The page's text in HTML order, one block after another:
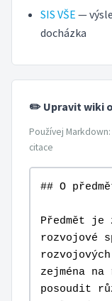
SIS VŠE —
docházka
✏️ Upravit wiki
Používej
citace